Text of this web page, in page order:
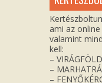
ami az
valamint
kell:
–
–
–